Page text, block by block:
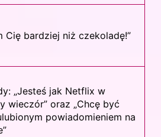
Cię bardziej niż czekoladę!”
„Jesteś jak Netflix w
wieczór” oraz „Chcę być
powiadomieniem na